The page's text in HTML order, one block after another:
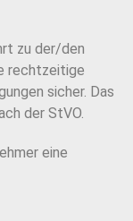
zu der/den
rechtzeitige
sicher. Das
der StVO.
eine